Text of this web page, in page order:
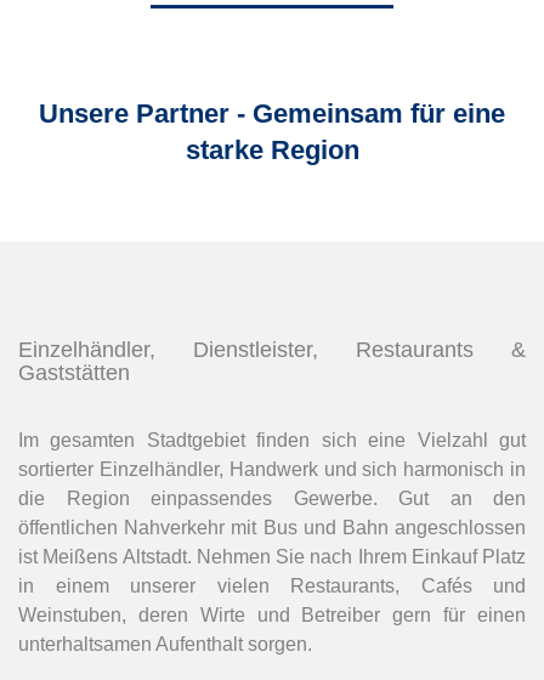
Unsere Partner - Gemeinsam für eine
starke Region
Einzelhändler, Dienstleister, Restaurants &
Gaststätten
Im gesamten Stadtgebiet finden sich eine Vielzahl gut
sortierter Einzelhändler, Handwerk und sich harmonisch in
die Region einpassendes Gewerbe. Gut an den
öffentlichen Nahverkehr mit Bus und Bahn angeschlossen
ist Meißens Altstadt. Nehmen Sie nach Ihrem Einkauf Platz
in einem unserer vielen Restaurants, Cafés und
Weinstuben, deren Wirte und Betreiber gern für einen
unterhaltsamen Aufenthalt sorgen.